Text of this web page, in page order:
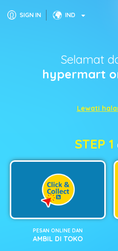
SIGN IN IND
Selamat
hypermart
Lewati
STEP 1
PESAN ONLINE DAN
AMBIL DI TOKO